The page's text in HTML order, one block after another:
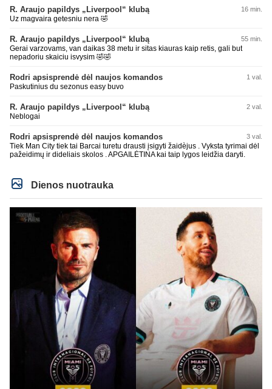
R. Araujo papildys „Liverpool“ klubą 16 min.
Uz magvaira getesniu nera 🤣
R. Araujo papildys „Liverpool“ klubą 55 min.
Gerai varzovams, van daikas 38 metu ir sitas kiauras kaip retis, gali but
nepadoriu skaiciu isvysim 🤣🤣
Rodri apsisprendė dėl naujos komandos 1 val.
Paskutinius du sezonus easy buvo
R. Araujo papildys „Liverpool“ klubą 2 val.
Neblogai
Rodri apsisprendė dėl naujos komandos 3 val.
Tiek Man City tiek tai Barcai turetu drausti įsigyti žaidèjus . Vyksta tyrimai dėl
pažeidimų ir dideliais skolos . APGAILĖTINA kai taip lygos leidžia daryti.
Dienos nuotrauka